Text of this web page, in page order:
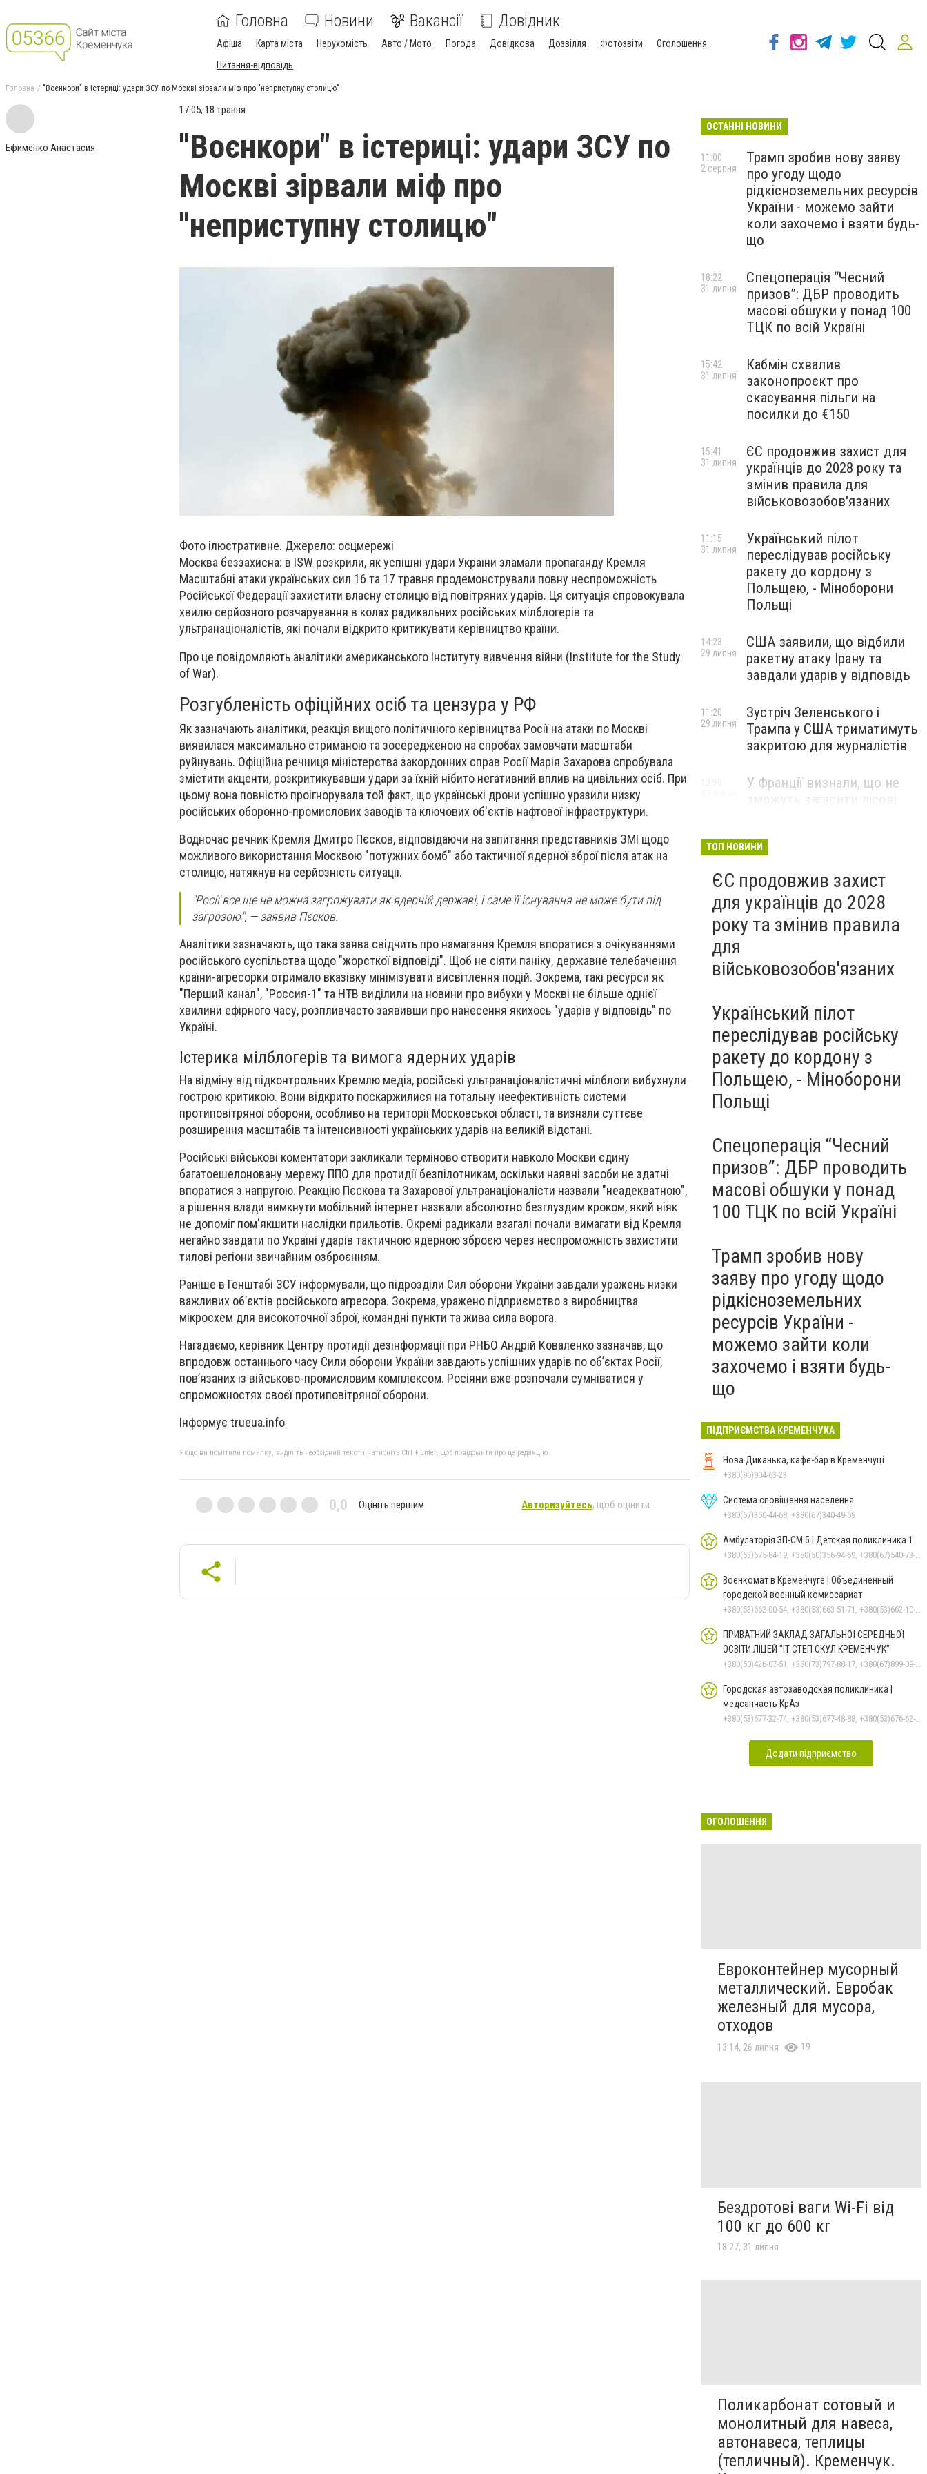
Головна Новини Вакансії Довідник
Афіша Карта міста Нерухомість Авто / Мото Погода Довідкова Дозвілля Фотозвіти
Оголошення
Питання-відповідь
Головна "Воєнкори" в істериці: удари ЗСУ по Москві зірвали міф про "неприступну столицю"
Ефименко Анастасия
17:05, 18 травня
"Воєнкори" в істериці: удари ЗСУ по
Москві зірвали міф про
"неприступну столицю"
Фото ілюстративне. Джерело: осцмережі
Москва беззахисна: в ISW розкрили, як успішні удари України зламали пропаганду Кремля
Масштабні атаки українських сил 16 та 17 травня продемонстрували повну неспроможність
Російської Федерації захистити власну столицю від повітряних ударів. Ця ситуація спровокувала
хвилю серйозного розчарування в колах радикальних російських мілблогерів та
ультранаціоналістів, які почали відкрито критикувати керівництво країни.
Про це повідомляють аналітики американського Інституту вивчення війни (Institute for the Study
of War).
Розгубленість офіційних осіб та цензура у РФ
Як зазначають аналітики, реакція вищого політичного керівництва Росії на атаки по Москві
виявилася максимально стриманою та зосередженою на спробах замовчати масштаби
руйнувань. Офіційна речниця міністерства закордонних справ Росії Марія Захарова спробувала
змістити акценти, розкритикувавши удари за їхній нібито негативний вплив на цивільних осіб. При
цьому вона повністю проігнорувала той факт, що українські дрони успішно уразили низку
російських оборонно-промислових заводів та ключових об'єктів нафтової інфраструктури.
Водночас речник Кремля Дмитро Пєсков, відповідаючи на запитання представників ЗМІ щодо
можливого використання Москвою "потужних бомб" або тактичної ядерної зброї після атак на
столицю, натякнув на серйозність ситуації.
"Росії все ще не можна загрожувати як ядерній державі, і саме її існування не може бути під
загрозою", — заявив Пєсков.
Аналітики зазначають, що така заява свідчить про намагання Кремля впоратися з очікуваннями
російського суспільства щодо "жорсткої відповіді". Щоб не сіяти паніку, державне телебачення
країни-агресорки отримало вказівку мінімізувати висвітлення подій. Зокрема, такі ресурси як
"Перший канал", "Россия-1" та НТВ виділили на новини про вибухи у Москві не більше однієї
хвилини ефірного часу, розпливчасто заявивши про нанесення якихось "ударів у відповідь" по
Україні.
Істерика мілблогерів та вимога ядерних ударів
На відміну від підконтрольних Кремлю медіа, російські ультранаціоналістичні мілблоги вибухнули
гострою критикою. Вони відкрито поскаржилися на тотальну неефективність системи
протиповітряної оборони, особливо на території Московської області, та визнали суттєве
розширення масштабів та інтенсивності українських ударів на великій відстані.
Російські військові коментатори закликали терміново створити навколо Москви єдину
багатоешелоновану мережу ППО для протидії безпілотникам, оскільки наявні засоби не здатні
впоратися з напругою. Реакцію Пєскова та Захарової ультранаціоналісти назвали "неадекватною",
а рішення влади вимкнути мобільний інтернет назвали абсолютно безглуздим кроком, який ніяк
не допоміг пом'якшити наслідки прильотів. Окремі радикали взагалі почали вимагати від Кремля
негайно завдати по Україні ударів тактичною ядерною зброєю через неспроможність захистити
тилові регіони звичайним озброєнням.
Раніше в Генштабі ЗСУ інформували, що підрозділи Сил оборони України завдали уражень низки
важливих об’єктів російського агресора. Зокрема, уражено підприємство з виробництва
мікросхем для високоточної зброї, командні пункти та жива сила ворога.
Нагадаємо, керівник Центру протидії дезінформації при РНБО Андрій Коваленко зазначав, що
впродовж останнього часу Сили оборони України завдають успішних ударів по об’єктах Росії,
пов’язаних із військово-промисловим комплексом. Росіяни вже розпочали сумніватися у
спроможностях своєї протиповітряної оборони.
Інформує trueua.info
Якщо ви помітили помилку, виділіть необхідний текст і натисніть Ctrl + Enter, щоб повідомити про це редакцію
0,0 Оцініть першим Авторизуйтесь, щоб оцінити
ОСТАННІ НОВИНИ
Трамп зробив нову заяву
про угоду щодо
рідкісноземельних ресурсів
України - можемо зайти
коли захочемо і взяти будь-
що
11:00
2 серпня
Спецоперація “Чесний
призов”: ДБР проводить
масові обшуки у понад 100
ТЦК по всій Україні
18:22
31 липня
Кабмін схвалив
законопроєкт про
скасування пільги на
посилки до €150
15:42
31 липня
ЄС продовжив захист для
українців до 2028 року та
змінив правила для
військовозобов'язаних
15:41
31 липня
Український пілот
переслідував російську
ракету до кордону з
Польщею, - Міноборони
Польщі
11:15
31 липня
США заявили, що відбили
ракетну атаку Ірану та
завдали ударів у відповідь
14:23
29 липня
Зустріч Зеленського і
Трампа у США триматимуть
закритою для журналістів
11:20
29 липня
У Франції визнали, що не
ТОП НОВИНИ
ЄС продовжив захист
для українців до 2028
року та змінив правила
для
військовозобов'язаних
Український пілот
переслідував російську
ракету до кордону з
Польщею, - Міноборони
Польщі
Спецоперація “Чесний
призов”: ДБР проводить
масові обшуки у понад
100 ТЦК по всій Україні
Трамп зробив нову
заяву про угоду щодо
рідкісноземельних
ресурсів України -
можемо зайти коли
захочемо і взяти будь-
що
ПІДПРИЄМСТВА КРЕМЕНЧУКА
Нова Диканька, кафе-бар в Кременчуці
+380(96)904-63-23
Система сповіщення населення
+380(67)350-44-68, +380(67)340-49-59
Амбулаторія ЗП-СМ 5 | Детская поликлиника 1
+380(53)675-84-19, +380(50)356-94-69, +380(67)540-73-87
Военкомат в Кременчуге | Объединенный
городской военный комиссариат
+380(53)662-00-54, +380(53)663-51-71, +380(53)662-10-35
ПРИВАТНИЙ ЗАКЛАД ЗАГАЛЬНОЇ СЕРЕДНЬОЇ
ОСВІТИ ЛІЦЕЙ "ІТ СТЕП СКУЛ КРЕМЕНЧУК"
+380(50)426-07-51, +380(73)797-88-17, +380(67)899-09-16
Городская автозаводская поликлиника |
медсанчасть КрАз
+380(53)677-32-74, +380(53)677-48-88, +380(53)676-62-99, +380536766187
Додати підприємство
ОГОЛОШЕННЯ
Евроконтейнер мусорный
металлический. Евробак
железный для мусора,
отходов
13:14, 26 липня 19
Бездротові ваги Wi-Fi від
100 кг до 600 кг
18:27, 31 липня
Поликарбонат сотовый и
монолитный для навеса,
автонавеса, теплицы
(тепличный). Кременчук.